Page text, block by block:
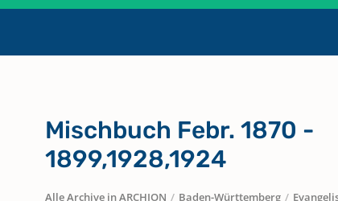
Mischbuch Febr. 1870 -
1899,1928,1924
Alle Archive in ARCHION / Baden-Württemberg /